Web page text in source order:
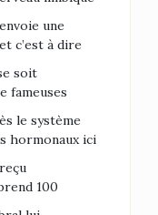
une
c’est à dire
soit
fameuses
le système
hormonaux ici
100